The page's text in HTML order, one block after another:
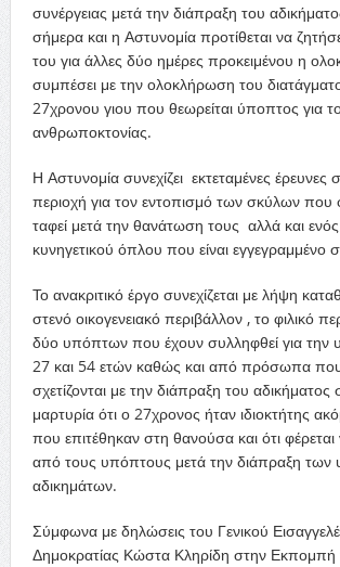
συνέργειας μετά την διάπραξη του
σήμερα και η Αστυνομία προτίθεται να
του για άλλες δύο ημέρες προκειμένου η
συμπέσει με την ολοκλήρωση του
27χρονου γιου που θεωρείται ύποπτος για
ανθρωποκτονίας.
Η Αστυνομία συνεχίζει εκτεταμένες έρευνες
περιοχή για τον εντοπισμό των σκύλων που
ταφεί μετά την θανάτωση τους αλλά και
κυνηγετικού όπλου που είναι εγγεγραμμένο
Το ανακριτικό έργο συνεχίζεται με λήψη
στενό οικογενειακό περιβάλλον , το φιλικό
δύο υπόπτων που έχουν συλληφθεί για την
27 και 54 ετών καθώς και από πρόσωπα που
σχετίζονται με την διάπραξη του
μαρτυρία ότι ο 27χρονος ήταν ιδιοκτήτης
που επιτέθηκαν στη θανούσα και ότι
από τους υπόπτους μετά την διάπραξη των
αδικημάτων.
Σύμφωνα με δηλώσεις του Γενικού
Δημοκρατίας Κώστα Κληρίδη στην